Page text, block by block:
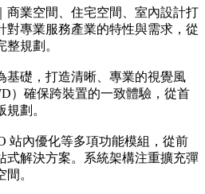
商業空間、住宅空間、室內設計打
對專業服務產業的特性與需求，從
規劃。
基礎，打造清晰、專業的視覺風
）確保跨裝置的一致體驗，從首
劃。
站內優化等多項功能模組，從前
式解決方案。系統架構注重擴充彈
。